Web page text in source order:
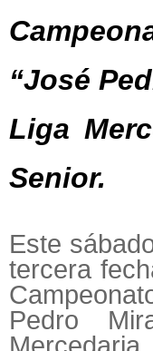
“José
Liga
Senior.
Este
tercera
Pedro